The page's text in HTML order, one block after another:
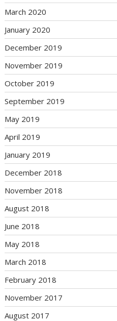
March 2020
January 2020
December 2019
November 2019
October 2019
September 2019
May 2019
April 2019
January 2019
December 2018
November 2018
August 2018
June 2018
May 2018
March 2018
February 2018
November 2017
August 2017